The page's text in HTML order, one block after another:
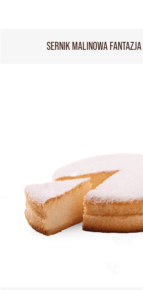
SERNIK MALINOWA